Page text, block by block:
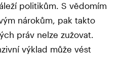
politikům. S vědomím
nárokům, pak takto
práv nelze zužovat.
výklad může vést